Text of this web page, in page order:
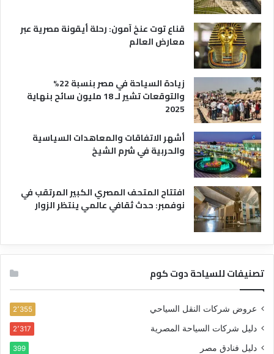
ح
ي
قناع توت عنخ آمون: رحلة أيقونة مصرية عبر
معارض العالم
زيادة السياحة في مصر بنسبة 22%
والتوقعات تشير لـ 18 مليون سائح بنهاية
2025
أشهر الاتفاقات والمعاهدات السياسية
والحربية في شرم الشيخ
افتتاح المتحف المصري الكبير المرتقب في
نوفمبر: حدث ثقافي عالمي ينتظر الزوار
تصنيفات للسياحة دوت كوم
عروض شركات النقل السياحي 2٬355
دليل شركات السياحة المصرية 2٬317
دليل فنادق مصر 399